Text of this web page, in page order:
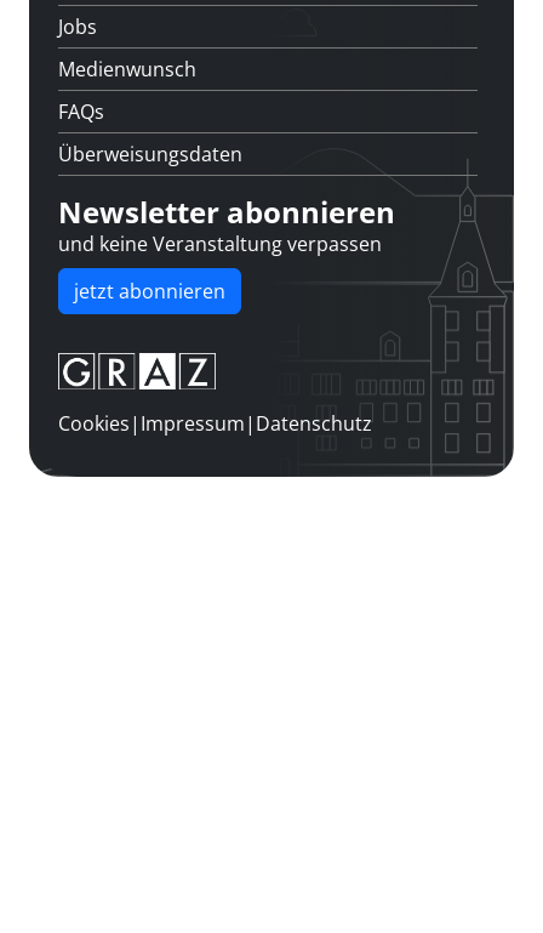
Jobs
Medienwunsch
FAQs
Überweisungsdaten
Newsletter abonnieren
und keine Veranstaltung verpassen
jetzt abonnieren
Cookies| Impressum| Datenschutz